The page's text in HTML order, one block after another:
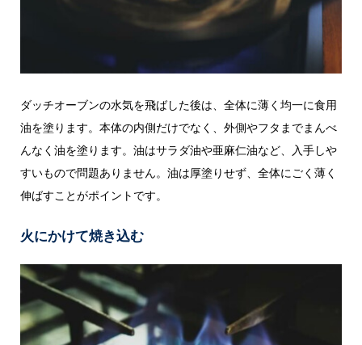
ダッチオーブンの水気を飛ばした後は、全体に薄く均一に食用
油を塗ります。本体の内側だけでなく、外側やフタまでまんべ
んなく油を塗ります。油はサラダ油や亜麻仁油など、入手しや
すいもので問題ありません。油は厚塗りせず、全体にごく薄く
伸ばすことがポイントです。
火にかけて焼き込む